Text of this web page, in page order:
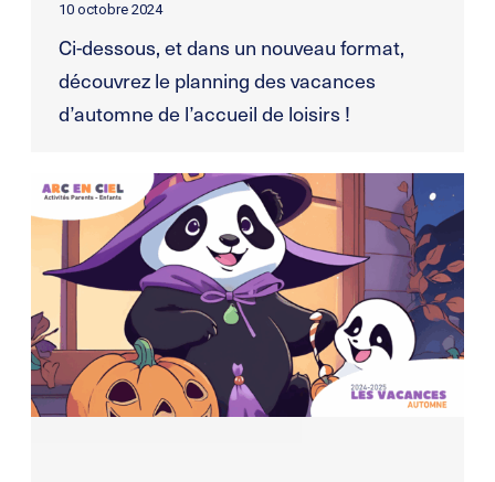
10 octobre 2024
Ci-dessous, et dans un nouveau format,
découvrez le planning des vacances
d’automne de l’accueil de loisirs !